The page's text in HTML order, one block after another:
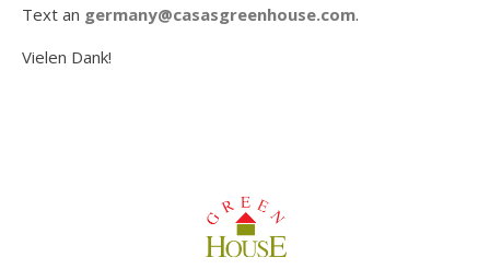
Text an germany@casasgreenhouse.com.
Vielen Dank!